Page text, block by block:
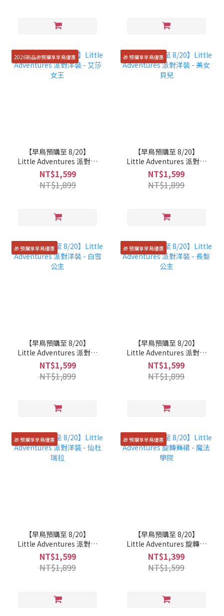
2026新品🎁預購享早鳥優惠
【早鳥預購至 8/20】
Little Adventures 派對洋
裝 - 艾莎女王
NT$1,599
NT$1,899
🎁 預購享早鳥優惠
【早鳥預購至 8/20】
Little Adventures 派對洋
裝 - 美女貝兒
NT$1,599
NT$1,899
🎁 預購享早鳥優惠
【早鳥預購至 8/20】
Little Adventures 派對洋
裝 - 白雪公主
NT$1,599
NT$1,899
🎁 預購享早鳥優惠
【早鳥預購至 8/20】
Little Adventures 派對洋
裝 - 長髮公主
NT$1,599
NT$1,899
🎁 預購享早鳥優惠
【早鳥預購至 8/20】
Little Adventures 派對洋
裝 - 仙杜瑞拉
NT$1,599
NT$1,899
🎁 預購享早鳥優惠
【早鳥預購至 8/20】
Little Adventures 旋轉舞
裙 - 魔法學院
NT$1,399
NT$1,599